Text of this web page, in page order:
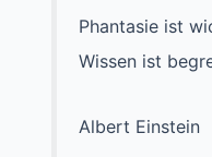
Phantasie ist
Wissen ist
Albert Einstein